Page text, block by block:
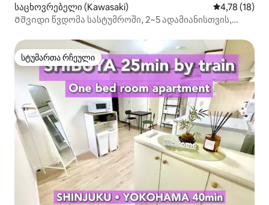
საცხოვრებელი (Kawasaki) საშუალო
4,78 (18)
Მშვიდი წვდომა სასტუმროში, 2~5 ადამიანისთვის,
სტუმართა რჩეული
სტუმართა რჩეული